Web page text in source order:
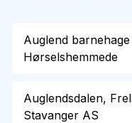
Auglend
Hørselshemmede
Auglendsdalen,
Stavanger AS